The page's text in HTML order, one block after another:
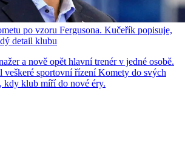
po vzoru Fergusona. Kučeřík popisuje,
detail klubu
a nově opět hlavní trenér v jedné osobě.
veškeré sportovní řízení Komety do svých
kdy klub míří do nové éry.